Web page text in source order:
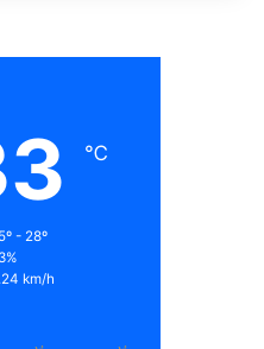
℃
- 28º
km/h